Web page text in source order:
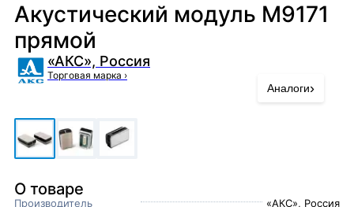
Акустический модуль М9171
прямой
«АКС», Россия
Торговая марка ›
Аналоги›
О товаре
Производитель «АКС», Россия